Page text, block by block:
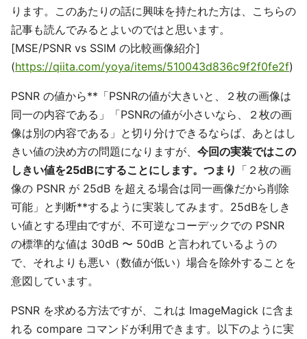
ります。このあたりの話に興味を持たれた方は、こちらの
記事も読んでみるとよいのではと思います。
[MSE/PSNR vs SSIM の比較画像紹介]
(https://qiita.com/yoya/items/510043d836c9f2f0fe2f)
PSNR の値から**「PSNRの値が大きいと、２枚の画像は
同一の内容である」「PSNRの値が小さいなら、２枚の画
像は別の内容である」と切り分けできるならば、あとはし
きい値の決め方の問題になりますが、 今回の実装ではこの
しきい値を25dBにすることにします。つまり 「２枚の画
像の PSNR が 25dB を超える場合は同一画像だから削除
可能」と判断**するように実装してみます。25dBをしき
い値とする理由ですが、不可逆なコーデックでの PSNR
の標準的な値は 30dB 〜 50dB と言われているようの
で、それよりも悪い（数値が低い）場合を除外することを
意図しています。
PSNR を求める方法ですが、これは ImageMagick に含ま
れる compare コマンドが利用できます。以下のように実